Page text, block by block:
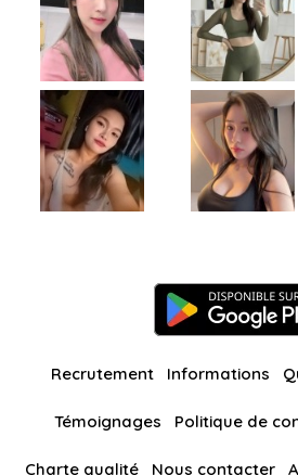
Recrutement Informations
Témoignages Politique de
Charte qualité Nous contacter